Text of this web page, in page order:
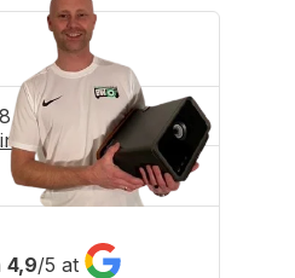
(binnen 4 uur
4,9/5 at